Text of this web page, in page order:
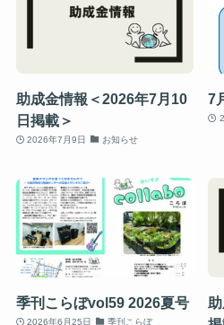
助成金情報＜2026年7月10
日掲載＞
2026年7月9日 お知らせ
7
季刊こらぼvol59 2026夏号
2026年6月25日 季刊こらぼ